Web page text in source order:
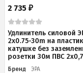
2 735 ₽
Удлинитель силовой
2x0.75-30m на
катушке без
розетки 30м ПВС
Бренд
ЭРА